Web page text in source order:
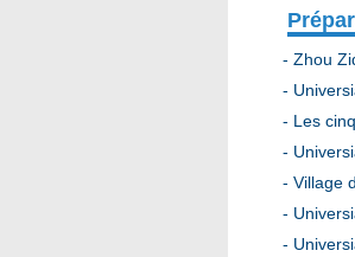
- Zhou
-
- Les
-
- Village
-
-